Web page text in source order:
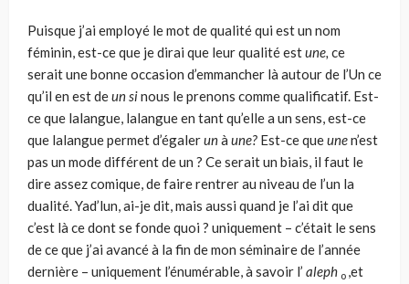
Puisque j’ai employé le mot de qualité qui est un nom
féminin, est-ce que je dirai que leur qualité estune, ce
serait une bonne occasion d’em­mancher là autour de l’Un ce
qu’il en est deun sinous le prenons comme qualificatif. Est-
ce que lalangue, lalangue en tant qu’elle a un sens, est-ce
que lalangue permet d’égalerunà une? Est-ce queunen’est
pas un mode différent de un ? Ce serait un biais, il faut le
dire assez comique, de faire rentrer au niveau de l’un la
dualité. Yad’lun, ai-je dit, mais aussi quand je l’ai dit que
c’est là ce dont se fonde quoi ? uniquement – c’était le sens
de ce que j’ai avancé à la fin de mon séminaire de l’année
derniè­re – uniquement l’énumérable, à savoir l’ aleph o ,et